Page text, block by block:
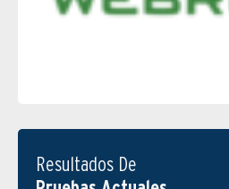
Resultados De